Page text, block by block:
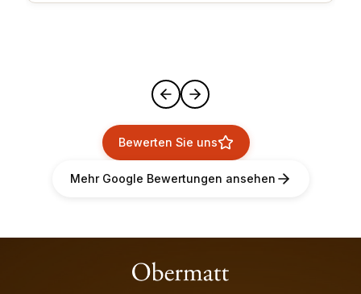
Bewerten Sie uns
Mehr Google Bewertungen ansehen